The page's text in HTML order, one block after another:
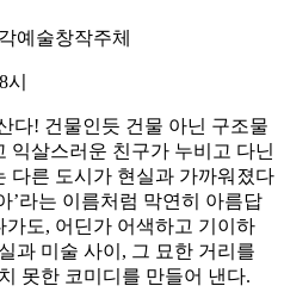
예술창작주체
다! 건물인듯 건물 아닌 구조물
익살스러운 친구가 누비고 다닌
다른 도시가 현실과 가까워졌다
’라는 이름처럼 막연히 아름답
도, 어딘가 어색하고 기이하
과 미술 사이, 그 묘한 거리를
못한 코미디를 만들어 낸다.